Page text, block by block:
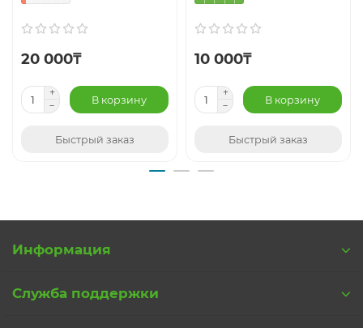
20 000₸
В корзину
Быстрый заказ
10 000₸
В корзину
Быстрый заказ
Информация
Служба поддержки